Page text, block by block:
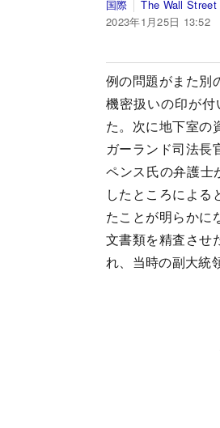
国際
The Wall
2023年1月25日 13:52
例の問題がまた別
機密扱いの印が
た。次に地下室の
ガーランド司法長
ペンス氏の弁護士
したところによ
たことが明らかに
文書類を精査させ
れ、当時の副大統